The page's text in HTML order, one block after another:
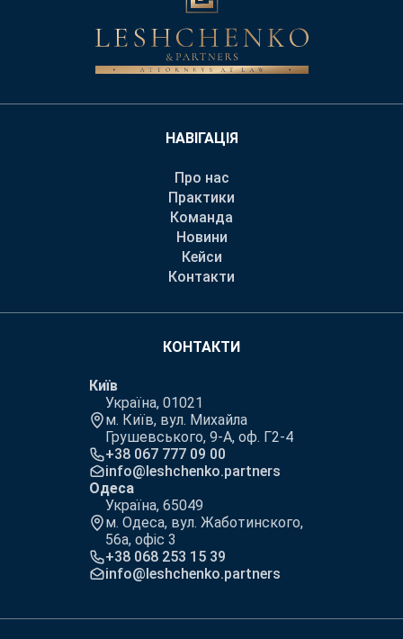
НАВІГАЦІЯ
Про нас
Практики
Команда
Новини
Кейси
Контакти
КОНТАКТИ
Київ
Україна, 01021
м. Київ, вул. Михайла
Грушевського, 9-А, оф. Г2-4
+38 067 777 09 00
info@leshchenko.partners
Одеса
Україна, 65049
м. Одеса, вул. Жаботинского,
56а, офіс 3
+38 068 253 15 39
info@leshchenko.partners